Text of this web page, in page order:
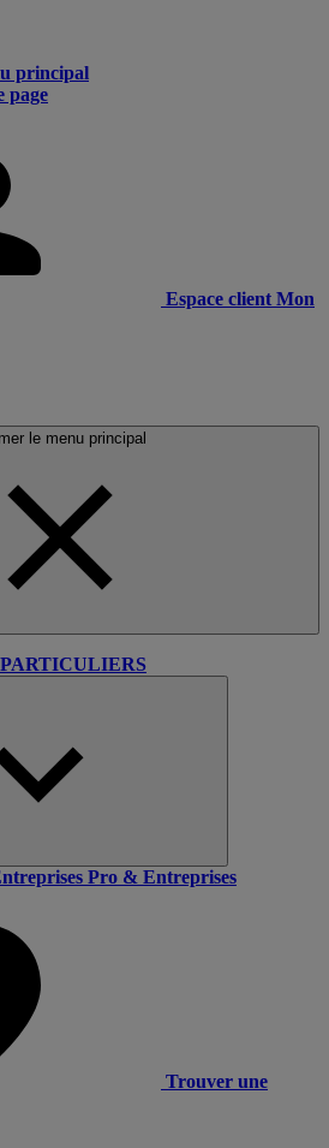
principal
page
Espace client Mon
le menu principal
PARTICULIERS
Pro & Entreprises
Trouver une